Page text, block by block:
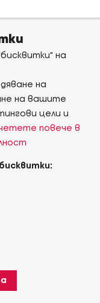
на
на
на вашите
цели и
повече в